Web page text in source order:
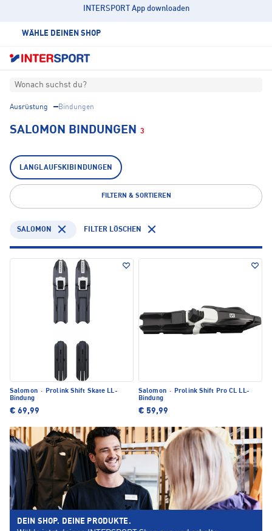
INTERSPORT App downloaden
WÄHLE DEINEN SHOP
Wonach suchst du?
Ausrüstung Bindungen
SALOMON BINDUNGEN 3
LANGLAUFSKIBINDUNGEN
FILTERN & SORTIEREN
SALOMON FILTER LÖSCHEN
Salomon ·
Prolink Shift Skate LL-
Bindung
€ 69,99
Salomon ·
Prolink Shift Pro CL LL-
Bindung
€ 59,99
DEIN SHOP. DEINE PRODUKTE.